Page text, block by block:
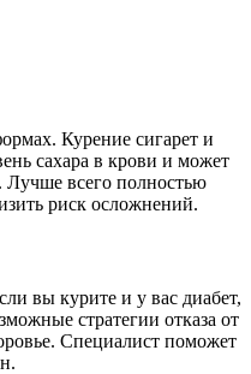
Курение сигарет и
сахара в крови и может
Лучше всего полностью
риск осложнений.
вы курите и у вас диабет,
стратегии отказа от
Специалист поможет